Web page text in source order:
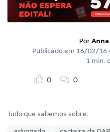
Por
Publicado em 16/02/16
1 min.
0 0
Tudo que sabemos sobre: